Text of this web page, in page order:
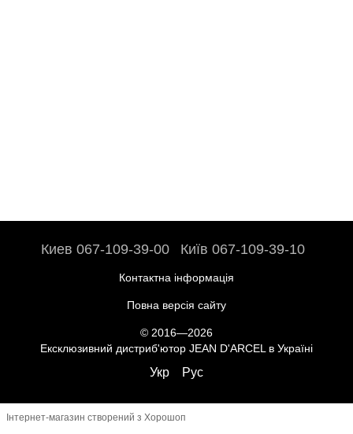
Киев 067-109-39-00 Київ 067-109-39-10
Контактна інформація
Повна версія сайту
© 2016—2026
Ексклюзивний дистриб'ютор JEAN D'ARCEL в Україні
Укр Рус
Інтернет-магазин створений з Хорошоп